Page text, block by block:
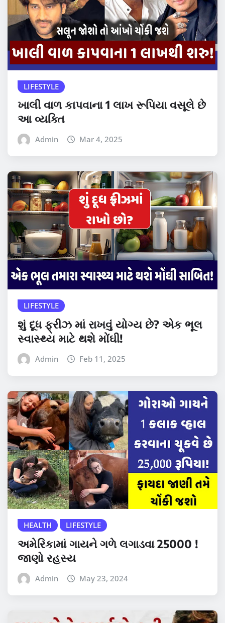
LIFESTYLE
ખાલી વાળ કાપવાના 1 લાખ રૂપિયા વસૂલે છે
આ વ્યક્તિ
Admin Mar 4, 2025
LIFESTYLE
શું દૂધ ફ્રીઝ માં રાખવું યોગ્ય છે? એક ભૂલ
સ્વાસ્થ્ય માટે થશે મોંઘી!
Admin Feb 11, 2025
HEALTH LIFESTYLE
અમેરિકામાં ગાયને ગળે લગાડવા 25000 !
જાણો રહસ્ય
Admin May 23, 2024